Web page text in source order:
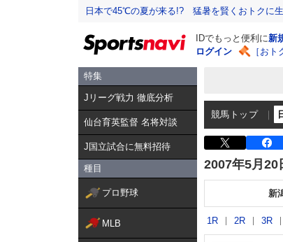
日本で45℃の夏が来る!? 猛暑を賢くおトクに
IDでもっと便利に新
ログイン
［お
特集
Jリーグ戦力 徹底分析
仙台育英監督 名将対談
J国立試合に無料招待
種目
プロ野球
MLB
競馬トップ
2007年5月20
新
1R 2R 3R